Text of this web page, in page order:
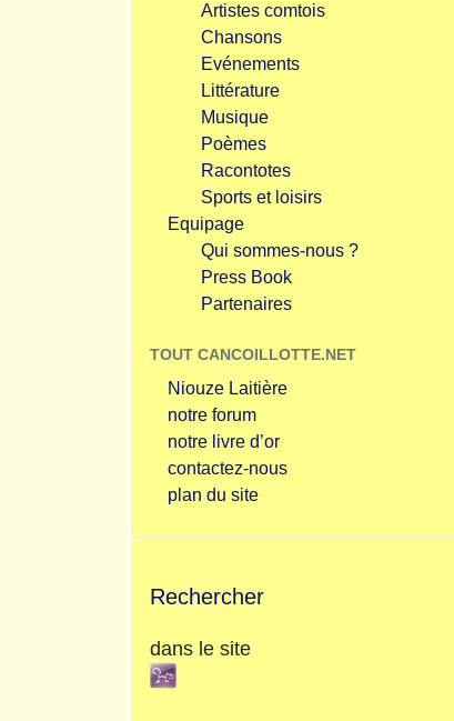
Artistes comtois
Chansons
Evénements
Littérature
Musique
Poèmes
Racontotes
Sports et loisirs
Equipage
Qui sommes-nous ?
Press Book
Partenaires
TOUT CANCOILLOTTE.NET
Niouze Laitière
notre forum
notre livre d’or
contactez-nous
plan du site
Rechercher
dans le site